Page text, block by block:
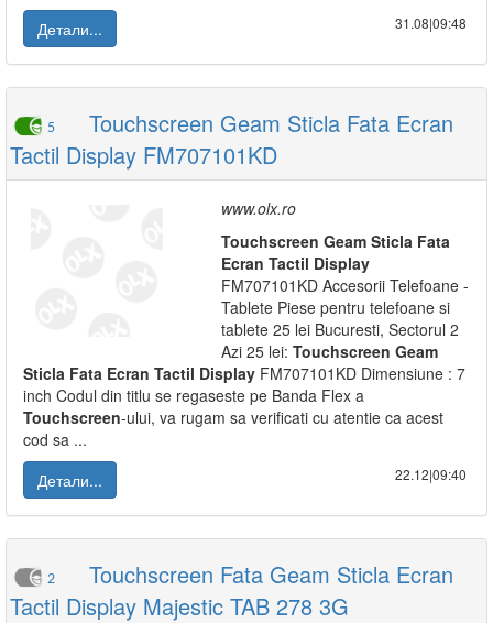
Детали...
31.08|09:48
5
Touchscreen Geam Sticla Fata Ecran
Tactil Display FM707101KD
www.olx.ro
Touchscreen Geam Sticla Fata
Ecran Tactil Display
FM707101KD Accesorii Telefoane -
Tablete Piese pentru telefoane si
tablete 25 lei Bucuresti, Sectorul 2
Azi 25 lei: Touchscreen Geam
Sticla Fata Ecran Tactil Display FM707101KD Dimensiune : 7
inch Codul din titlu se regaseste pe Banda Flex a
Touchscreen-ului, va rugam sa verificati cu atentie ca acest
cod sa ...
Детали...
22.12|09:40
2
Touchscreen Fata Geam Sticla Ecran
Tactil Display Majestic TAB 278 3G